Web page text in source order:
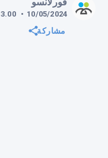
10/05/2024
•
3.00
مشاركة